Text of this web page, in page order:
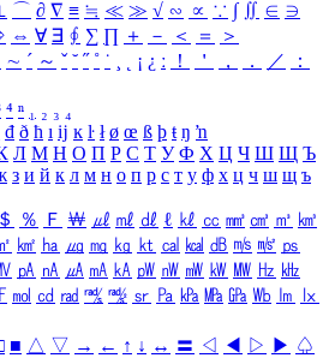
⌒ ∂ ∇ ≡ ≒ ≪ ≫ √ ∽ ∝ ∵ ∫ ∬ ∈ ∋
⇔ ∀ ∃ ∮ ∑ ∏ ＋ － ＜ ＝
＞
∼ ´ ～ ˇ ˘ ˝ ˚ ˙ ¸ ¡ ¿ ː ！ ＇ ， ． ／
：
⁴ ⁿ ₁ ₂ ₃ ₄
đ ð ħ ı ĳ ĸ ŀ ł ø œ ß þ ŧ ŋ ŉ
Л М Н О П Р С Т У Ф Х Ц Ч Ш Щ Ъ
з и й к л м н о п р с т у ф х ц ч ш щ ъ
＄ ％ Ｆ ￦ ㎕ ㎖ ㎗ ℓ ㎘ ㏄ ㎣ ㎤ ㎥ ㎦
㎢ ㏊ ㎍ ㎎ ㎏ ㏏ ㎈ ㎉ ㏈ ㎧ ㎨ ㎰
㎀ ㎁ ㎂ ㎃ ㎄ ㎺ ㎻ ㎽ ㎾ ㎿ ㎐ ㎑
㏖ ㏅ ㎭ ㎮ ㎯ ㏛ ㎩ ㎪ ㎫ ㎬ ㏝ ㏐
㏓
■ △ ▽ → ← ↑ ↓ ↔ 〓 ◁ ◀ ▷ ▶ ♤